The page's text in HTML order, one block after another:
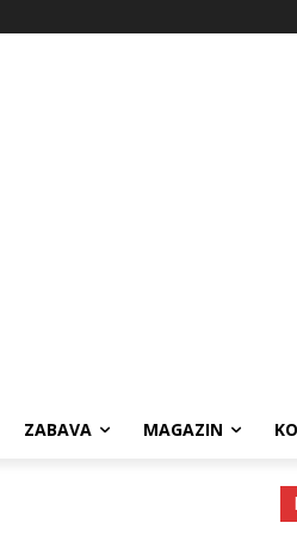
ZABAVA MAGAZIN